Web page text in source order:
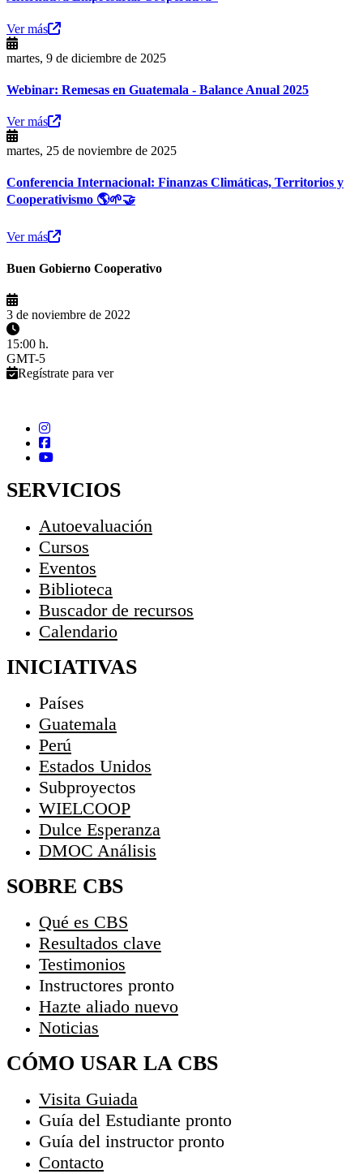
Ver más
martes, 9 de diciembre de 2025
Webinar: Remesas en Guatemala - Balance Anual 2025
Ver más
martes, 25 de noviembre de 2025
Conferencia Internacional: Finanzas Climáticas, Territorios y
Cooperativismo 🌎🌱🤝
Ver más
Buen Gobierno Cooperativo
3 de noviembre de 2022
15:00 h.
GMT-5
Regístrate para ver
SERVICIOS
Autoevaluación
Cursos
Eventos
Biblioteca
Buscador de recursos
Calendario
INICIATIVAS
Países
Guatemala
Perú
Estados Unidos
Subproyectos
WIELCOOP
Dulce Esperanza
DMOC Análisis
SOBRE CBS
Qué es CBS
Resultados clave
Testimonios
Instructores pronto
Hazte aliado nuevo
Noticias
CÓMO USAR LA CBS
Visita Guiada
Guía del Estudiante pronto
Guía del instructor pronto
Contacto